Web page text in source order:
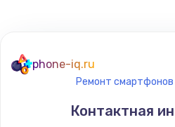
Замена антенного
phone-iq.ru
Ремонт смартфонов
Контактная